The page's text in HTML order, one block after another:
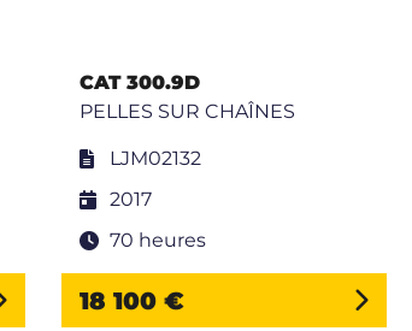
CAT 300.9D
PELLES SUR CHAÎNES
LJM02132
2017
70 heures
18 100 €